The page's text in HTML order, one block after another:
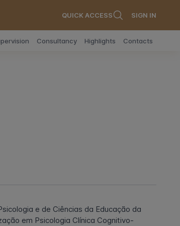
QUICK ACCESS SIGN IN
Consultancy Highlights Contacts
e de Ciências da Educação da
em Psicologia Clínica Cognitivo-